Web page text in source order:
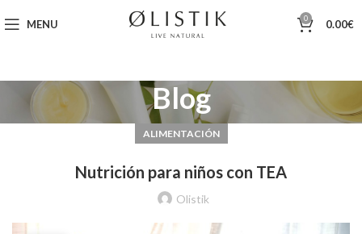
MENU 0 0.00€
Blog
ALIMENTACIÓN
Nutrición para niños con TEA
Olistik